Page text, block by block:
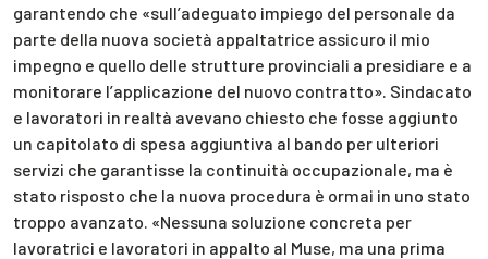
garantendo che «sull’adeguato impiego del personale da
parte della nuova società appaltatrice assicuro il mio
impegno e quello delle strutture provinciali a presidiare e a
monitorare l’applicazione del nuovo contratto». Sindacato
e lavoratori in realtà avevano chiesto che fosse aggiunto
un capitolato di spesa aggiuntiva al bando per ulteriori
servizi che garantisse la continuità occupazionale, ma è
stato risposto che la nuova procedura è ormai in uno stato
troppo avanzato. «Nessuna soluzione concreta per
lavoratrici e lavoratori in appalto al Muse, ma una prima